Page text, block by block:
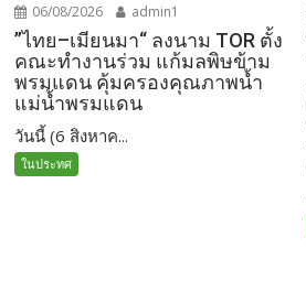
06/08/2026 admin1
”ไทย–เมียนมา“ ลงนาม TOR ตั้ง
คณะทำงานร่วม แก้มลพิษข้าม
พรมแดน คุ้มครองคุณภาพน้ำ
แม่น้ำพรมแดน
วันนี้ (6 สิงหาค...
ในประทศ